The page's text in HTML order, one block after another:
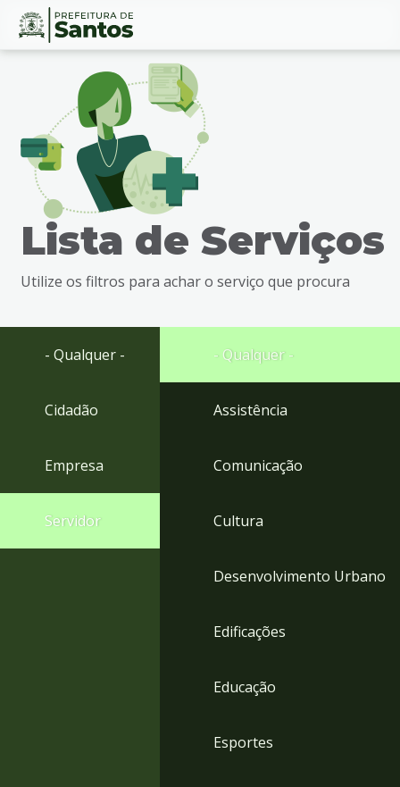
Ir
busca
Ir
Conteúdo
Lista de Serviços
Utilize os filtros para achar o serviço que procura
- Qualquer -
Cidadão
Empresa
Servidor
- Qualquer -
Assistência
Comunicação
Cultura
Desenvolvimento Urbano
Edificações
Educação
Esportes